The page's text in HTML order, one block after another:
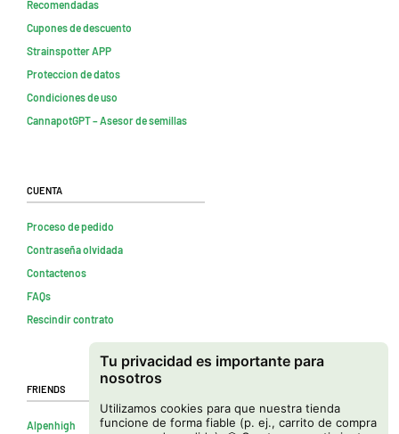
Tu privacidad es importante para
nosotros
Utilizamos cookies para que nuestra tienda
funcione de forma fiable (p. ej., carrito de compra
Recomendadas
Cupones de descuento
Strainspotter APP
Proteccion de datos
Condiciones de uso
CannapotGPT – Asesor de semillas
Cuenta
Proceso de pedido
Contraseña olvidada
Contactenos
FAQs
Rescindir contrato
Friends
Alpenhigh